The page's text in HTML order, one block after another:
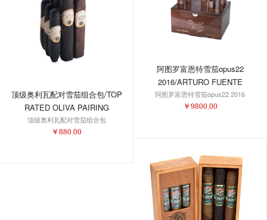
顶级奥利瓦配对雪茄组合包/TOP
RATED OLIVA PAIRING
顶级奥利瓦配对雪茄组合包
￥ 880.00
阿图罗富恩特雪茄opus22
2016/ARTURO FUENTE
OPUS22 2016
阿图罗富恩特雪茄opus22 2016
￥ 9800.00